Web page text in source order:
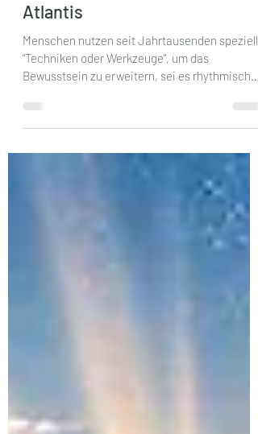
Bewusstseinsreise nach
Atlantis
Menschen nutzen seit Jahrtausenden spezielle
Bewusstsein zu erweitern, sei es rhythmische
Musik, schamanische Trommeln, Gesänge,
tranceartige Musik, Licht, Klang, symbolische
Bilder, Rituale, Meditation, Wiederholung,
Atem, Geschichten oder heilige Tempelräume.
Dadurch kann das Gehirn in einen anderen
kommen, so dass sich das Bewusstsein für